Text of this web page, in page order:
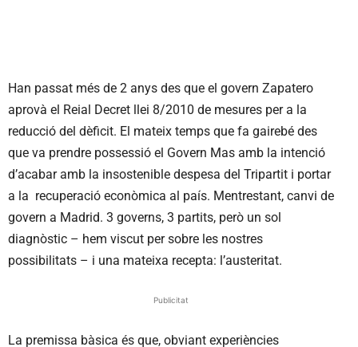
Han passat més de 2 anys des que el govern Zapatero
aprovà el Reial Decret llei 8/2010 de mesures per a la
reducció del dèficit. El mateix temps que fa gairebé des
que va prendre possessió el Govern Mas amb la intenció
d’acabar amb la insostenible despesa del Tripartit i portar
a la recuperació econòmica al país. Mentrestant, canvi de
govern a Madrid. 3 governs, 3 partits, però un sol
diagnòstic – hem viscut per sobre les nostres
possibilitats – i una mateixa recepta: l’austeritat.
Publicitat
La premissa bàsica és que, obviant experiències